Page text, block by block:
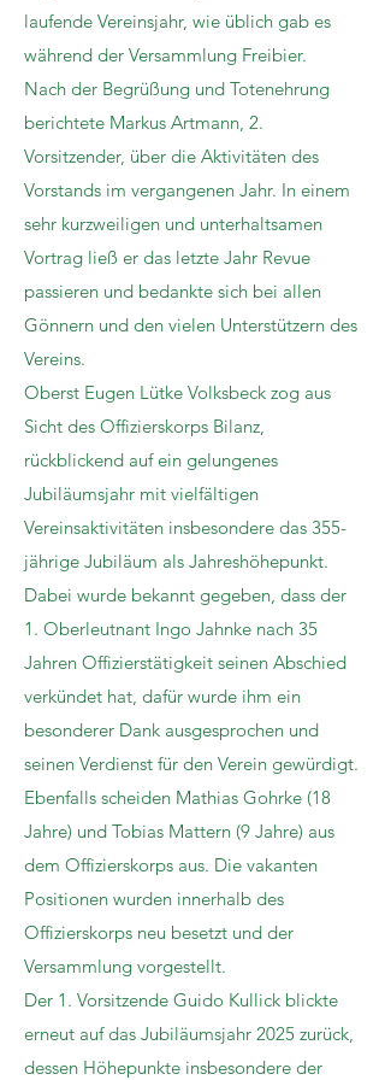
laufende Vereinsjahr, wie üblich gab es
während der Versammlung Freibier.
Nach der Begrüßung und Totenehrung
berichtete Markus Artmann, 2.
Vorsitzender, über die Aktivitäten des
Vorstands im vergangenen Jahr. In einem
sehr kurzweiligen und unterhaltsamen
Vortrag ließ er das letzte Jahr Revue
passieren und bedankte sich bei allen
Gönnern und den vielen Unterstützern des
Vereins.
Oberst Eugen Lütke Volksbeck zog aus
Sicht des Offizierskorps Bilanz,
rückblickend auf ein gelungenes
Jubiläumsjahr mit vielfältigen
Vereinsaktivitäten insbesondere das 355-
jährige Jubiläum als Jahreshöhepunkt.
Dabei wurde bekannt gegeben, dass der
1. Oberleutnant Ingo Jahnke nach 35
Jahren Offizierstätigkeit seinen Abschied
verkündet hat, dafür wurde ihm ein
besonderer Dank ausgesprochen und
seinen Verdienst für den Verein gewürdigt.
Ebenfalls scheiden Mathias Gohrke (18
Jahre) und Tobias Mattern (9 Jahre) aus
dem Offizierskorps aus. Die vakanten
Positionen wurden innerhalb des
Offizierskorps neu besetzt und der
Versammlung vorgestellt.
Der 1. Vorsitzende Guido Kullick blickte
erneut auf das Jubiläumsjahr 2025 zurück,
dessen Höhepunkte insbesondere der